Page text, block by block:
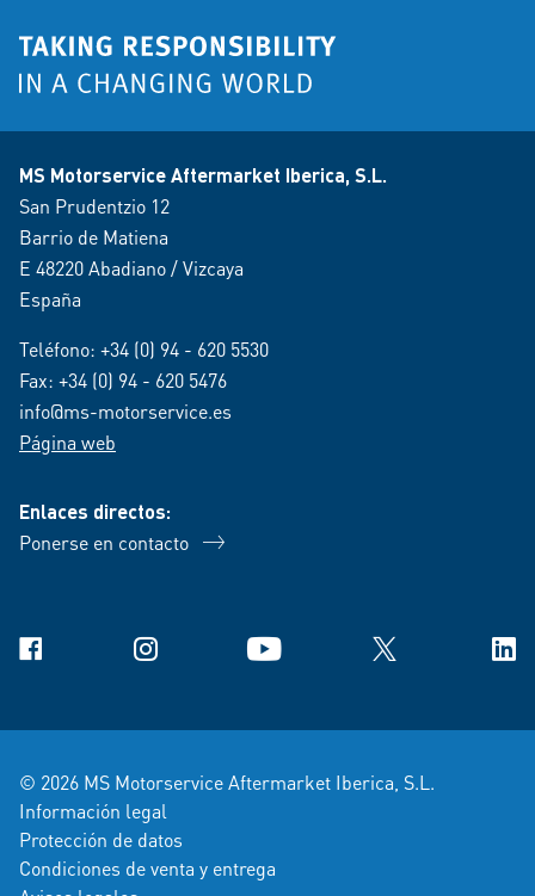
MS Motorservice Aftermarket Iberica, S.L.
San Prudentzio 12
Barrio de Matiena
E 48220 Abadiano / Vizcaya
España
Teléfono: +34 (0) 94 - 620 5530
Fax: +34 (0) 94 - 620 5476
info@ms-motorservice.es
Página web
Enlaces directos:
Ponerse en contacto
Facebook Instagram YouTube X
© 2026 MS Motorservice Aftermarket Iberica, S.L.
Información legal
Protección de datos
Condiciones de venta y entrega